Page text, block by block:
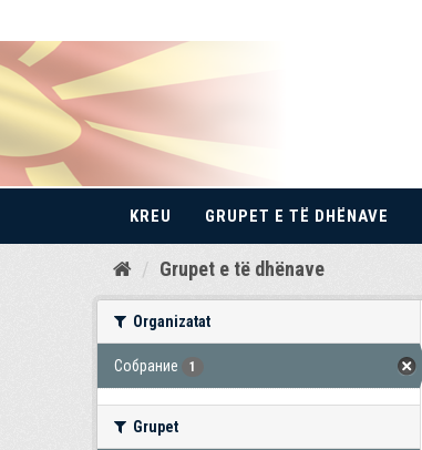
Kalo
KREU GRUPET E TË DHËNAVE
Grupet e të dhënave
Organizatat
Собрание 1
Grupet